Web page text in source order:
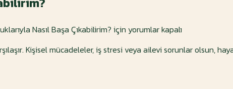
Nasıl Başa Çıkabilirim? için yorumlar kapalı
Kişisel mücadeleler, iş stresi veya ailevi sorunlar olsun,